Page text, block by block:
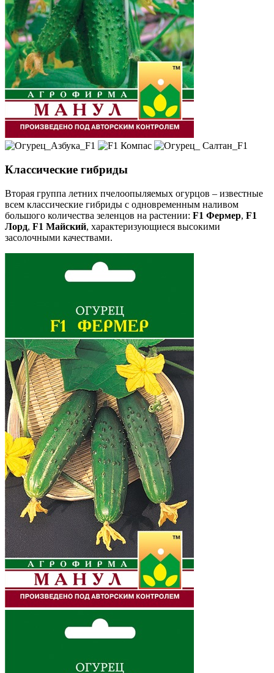
Классические гибриды
Вторая группа летних пчелоопыляемых огурцов – известные
всем классические гибриды с одновременным наливом
большого количества зеленцов на растении: F1 Фермер, F1
Лорд, F1 Майский, характеризующиеся высокими
засолочными качествами.